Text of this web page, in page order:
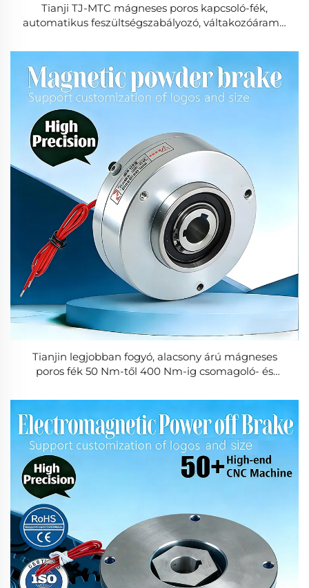
Tianji TJ-MTC mágneses poros kapcsoló-fék,
automatikus feszültségszabályozó, váltakozóáramú
zacskók gyártásához
Tianjin legjobban fogyó, alacsony árú mágneses
poros fék 50 Nm-től 400 Nm-ig csomagoló- és